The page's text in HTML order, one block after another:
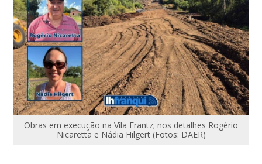
Obras em execução na Vila Frantz; nos detalhes Rogério
Nicaretta e Nádia Hilgert (Fotos: DAER)